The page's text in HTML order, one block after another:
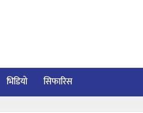
भिडियो सिफारिस